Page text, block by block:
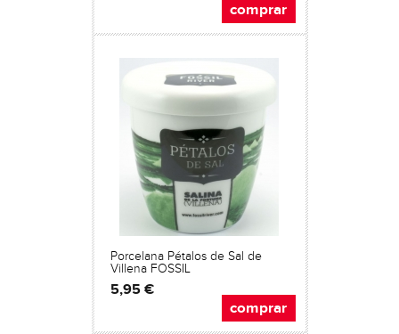
comprar
comprar
Porcelana Pétalos de Sal de
Villena FOSSIL
5,95 €